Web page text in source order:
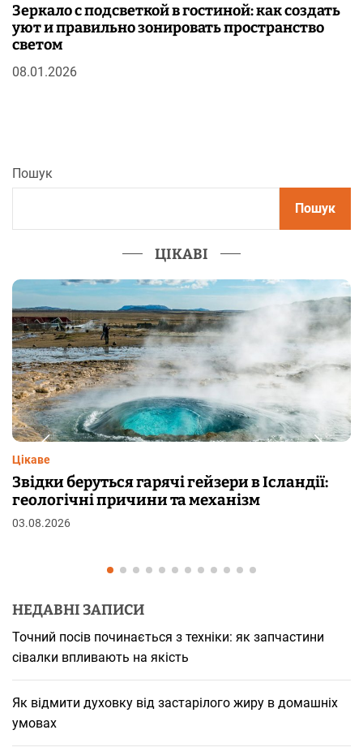
Зеркало с подсветкой в гостиной: как создать
уют и правильно зонировать пространство
светом
08.01.2026
Пошук
Пошук
ЦІКАВІ
Ісландії:
Чому від переляку
шкірі: фізіологія пілоерекції
НЕДАВНІ ЗАПИСИ
Точний посів починається з техніки: як запчастини
сівалки впливають на якість
Як відмити духовку від застарілого жиру в домашніх
умовах